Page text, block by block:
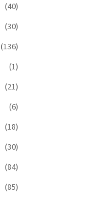
(40)
(30)
(136)
(1)
(21)
(6)
(18)
(30)
(84)
(85)